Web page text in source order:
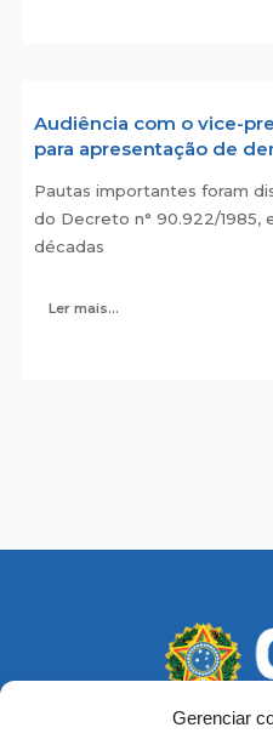
Gerenciar
Audiência com o vice-
para apresentação de
Pautas importantes foram
do Decreto n° 90.922/1985,
décadas
Ler mais...